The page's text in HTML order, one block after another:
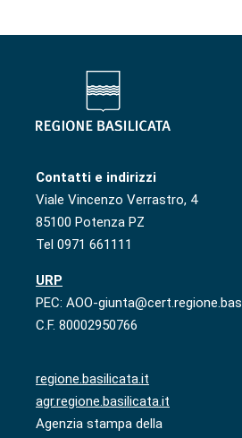
Contatti e indirizzi
Viale Vincenzo Verrastro, 4
85100 Potenza PZ
Tel 0971 661111
URP
PEC: AOO-
C.F. 80002950766
regione.basilicata.it
agr.regione.basilicata.it
Agenzia stampa della